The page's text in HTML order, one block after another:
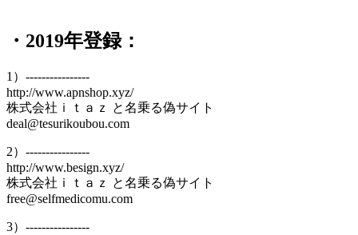
・2019年登録：
1）----------------
http://www.apnshop.xyz/
株式会社ｉｔａｚ と名乗る偽サイト
deal@tesurikoubou.com
2）----------------
http://www.besign.xyz/
株式会社ｉｔａｚ と名乗る偽サイト
free@selfmedicomu.com
3）----------------